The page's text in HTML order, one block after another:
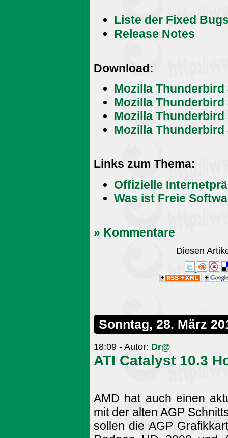
Liste der Fixed
Release Notes
Download:
Mozilla
Mozilla Thunderbird
Mozilla
Mozilla Thunderbird
Links zum Thema:
Offizielle
Was ist Freie
» Kommentare
Diesen
Sonntag, 28. März
18:09 - Autor: Dr@
ATI Catalyst 10.3
AMD hat auch einen
mit der alten AGP
sollen die AGP